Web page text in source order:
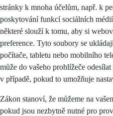
stránky k mnoha účelům, např. k
poskytování funkcí sociálních
některé slouží k tomu, aby si
preference. Tyto soubory se
počítače, tabletu nebo mobilního
může do vašeho prohlížeče
v případě, pokud to umožňuje
Zákon stanoví, že můžeme na
pokud jsou nezbytně nutné pro